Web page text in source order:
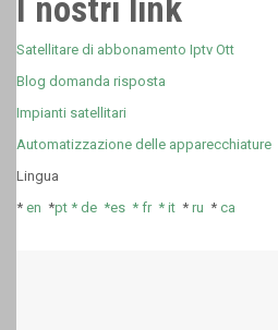
I nostri link
Satellitare di abbonamento Iptv Ott
Blog domanda risposta
Impianti satellitari
Automatizzazione delle apparecchiature
Lingua
* en *pt * de *es * fr* it * ru * ca